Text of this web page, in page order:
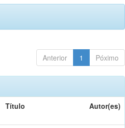
Anterior 1 Póximo
Título Autor(es)